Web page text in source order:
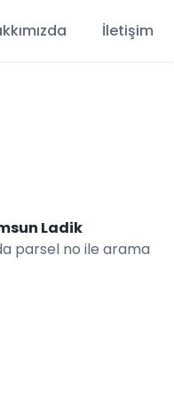
İletişim
Ladik
parsel no ile arama